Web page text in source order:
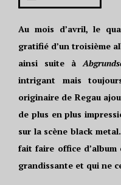
Au mois d’avril, le
gratifié d’un troisième
ainsi suite à
intrigant mais
originaire de Regau
de plus en plus
sur la scène black
fait faire office d’album
grandissante et qui ne